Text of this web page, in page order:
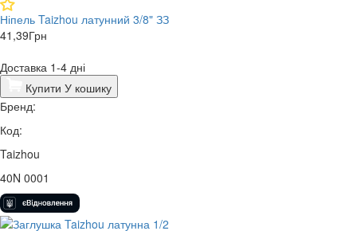
Ніпель Taizhou латунний 3/8" ЗЗ
41,39Грн
Доставка 1-4 дні
Купити У кошику
Бренд:
Код:
Taizhou
40N 0001